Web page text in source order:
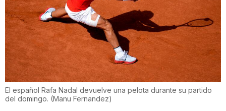
El español Rafa Nadal devuelve una pelota durante su partido
del domingo. (Manu Fernandez)